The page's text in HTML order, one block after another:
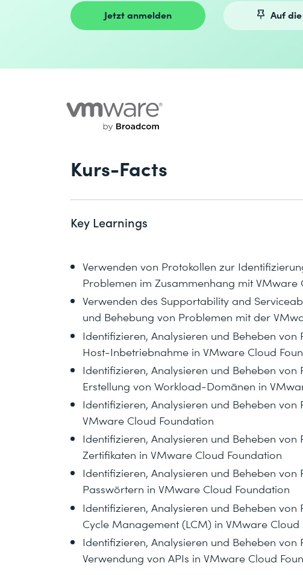
Jetzt anmelden Auf
Kurs-Facts
Key Learnings
Verwenden von Protokollen zur
Problemen im Zusammenhang mit
Verwenden des Supportability and
und Behebung von Problemen mit der
Identifizieren, Analysieren und Beheben
Host-Inbetriebnahme in VMware Cloud
Identifizieren, Analysieren und Beheben
Erstellung von Workload-Domänen in
Identifizieren, Analysieren und Beheben
VMware Cloud Foundation
Identifizieren, Analysieren und Beheben
Zertifikaten in VMware Cloud Foundation
Identifizieren, Analysieren und Beheben
Passwörtern in VMware Cloud Foundation
Identifizieren, Analysieren und Beheben
Cycle Management (LCM) in VMware Cloud
Identifizieren, Analysieren und Beheben
Verwendung von APIs in VMware Cloud